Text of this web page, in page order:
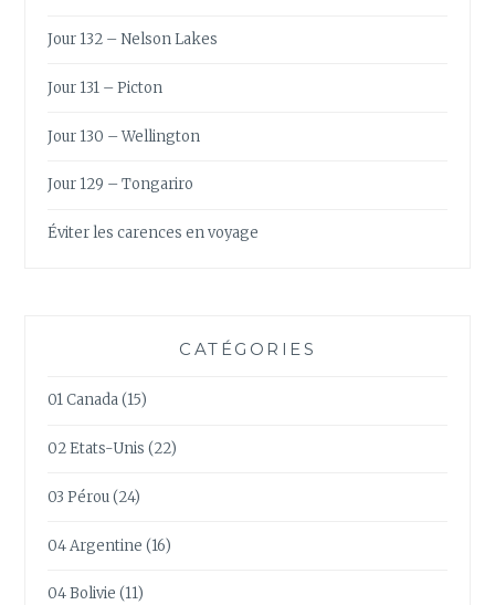
Jour 132 – Nelson Lakes
Jour 131 – Picton
Jour 130 – Wellington
Jour 129 – Tongariro
Éviter les carences en voyage
CATÉGORIES
01 Canada(15)
02 Etats-Unis (22)
03 Pérou(24)
04 Argentine (16)
04 Bolivie (11)